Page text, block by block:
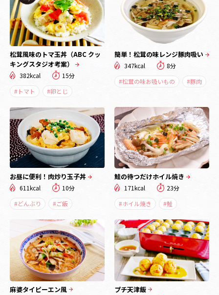
松茸風味のトマ玉丼（ABC クッ
キングスタジオ考案）
382kcal
15分
#トマト
#卵とじ
簡単！松茸の味レンジ豚肉吸い
347kcal
8分
#松茸の味お吸いもの
#豚肉
お昼に便利！肉炒り玉子丼
611kcal
10分
#どんぶり
#ご飯
鮭の待つだけホイル焼き
171kcal
23分
#ホイル焼き
#鮭
麻婆タイピーエン風 プチ天津飯